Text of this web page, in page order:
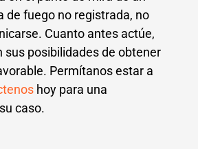
de fuego no registrada, no
Cuanto antes actúe,
sus posibilidades de obtener
Permítanos estar a
hoy para una
caso.